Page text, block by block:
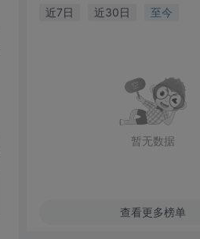
近7日 近30日 至今
暂无数据
查看更多榜单